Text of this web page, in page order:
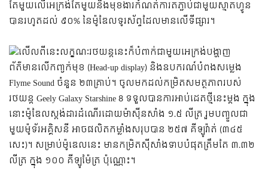
តែមួយលើអេក្រង់តែមួយនិងមុខងារកំណត់ការតភ្ជាប់ជាមួយស្មាតហ្វូន
បានរហូតដល់ ៩០% នៃម៉ូឌែលទូរស័ព្ទដែលមានលើទីផ្សារ។
លើលពីនេះលក្ខណៈរថយន្ដនេះក៏បំពាក់ជាមួយអេក្រង់បង្ហាញ
ព័ត៌មានលើកញ្ចក់មុខ (Head-up display) និងឧបករណ៍បំពងសម្លេង
Flyme Sound ចំនួន ២៣គ្រាប់។ ចូលមកដល់កម្រិតសមត្ថភាពរបស់
រថយន្ត Geely Galaxy Starshine 8 ទទួលបានការអាប់ដេតថ្មីនេះម្ដង ក្នុង
នោះម៉ូឌែលស្តង់ដារដំណើរដោយម៉ាស៊ីនសាំង ១.៥ លីត្រ រួមបញ្ចួលជា
មួយម៉ូទ័រអគ្គិសនី អាចផលិតកម្លាំងសរុបបាន ២៥៧ គីឡូវ៉ាត់ (៣៤៥
សេះ)។ សម្រាប់ម៉ូឌេលនេះ មានកម្រិតស៊ីសាំងទាបបំផុតត្រឹមតែ ៣.៣២
លីត្រ ក្នុង ១០០ គីឡូម៉ែត្រ ប៉ុណ្ណោះ។